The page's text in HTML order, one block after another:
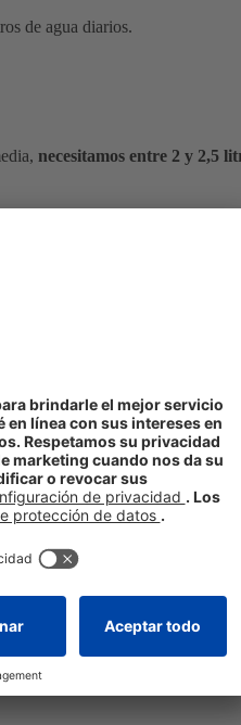
de agua diarios.
necesitamos entre 2 y 2,5
líquidos al día (8 vasos) para
los
caldos vegetales2:
de vitaminas y minerales
la infusión que mejor se
gases intestinales.
casero a partir de diferentes
de agua de tu cuerpo en